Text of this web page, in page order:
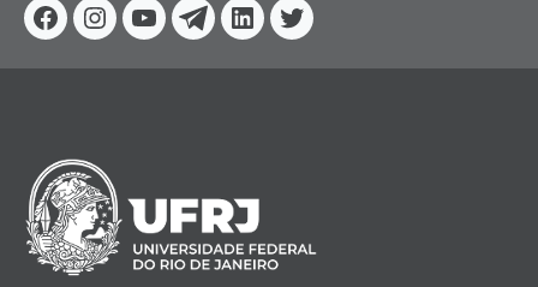
Facebook
Instagram
YoutubeTelegram
Linkedin
Twitter